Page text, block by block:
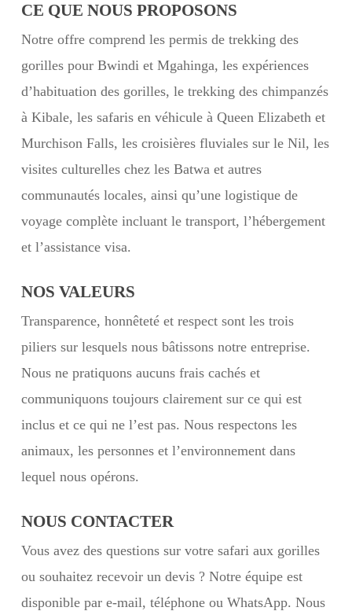
CE QUE NOUS PROPOSONS
Notre offre comprend les permis de trekking des
gorilles pour Bwindi et Mgahinga, les expériences
d’habituation des gorilles, le trekking des chimpanzés
à Kibale, les safaris en véhicule à Queen Elizabeth et
Murchison Falls, les croisières fluviales sur le Nil, les
visites culturelles chez les Batwa et autres
communautés locales, ainsi qu’une logistique de
voyage complète incluant le transport, l’hébergement
et l’assistance visa.
NOS VALEURS
Transparence, honnêteté et respect sont les trois
piliers sur lesquels nous bâtissons notre entreprise.
Nous ne pratiquons aucuns frais cachés et
communiquons toujours clairement sur ce qui est
inclus et ce qui ne l’est pas. Nous respectons les
animaux, les personnes et l’environnement dans
lequel nous opérons.
NOUS CONTACTER
Vous avez des questions sur votre safari aux gorilles
ou souhaitez recevoir un devis ? Notre équipe est
disponible par e-mail, téléphone ou WhatsApp. Nous